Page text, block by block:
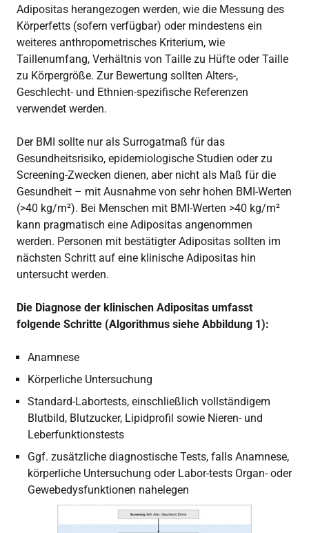
Adipositas herangezogen werden, wie die Messung des
Körperfetts (sofern verfügbar) oder mindestens ein
weiteres anthropometrisches Kriterium, wie
Taillenumfang, Verhältnis von Taille zu Hüfte oder Taille
zu Körpergröße. Zur Bewertung sollten Alters-,
Geschlecht- und Ethnien-spezifische Referenzen
verwendet werden.
Der BMI sollte nur als Surrogatmaß für das
Gesundheitsrisiko, epidemiologische Studien oder zu
Screening-Zwecken dienen, aber nicht als Maß für die
Gesundheit – mit Ausnahme von sehr hohen BMI-Werten
(>40 kg/m²). Bei Menschen mit BMI-Werten >40 kg/m²
kann pragmatisch eine Adipositas angenommen
werden. Personen mit bestätigter Adipositas sollten im
nächsten Schritt auf eine klinische Adipositas hin
untersucht werden.
Die Diagnose der klinischen Adipositas umfasst
folgende Schritte (Algorithmus siehe Abbildung 1):
Anamnese
Körperliche Untersuchung
Standard-Labortests, einschließlich vollständigem
Blutbild, Blutzucker, Lipidprofil sowie Nieren- und
Leberfunktionstests
Ggf. zusätzliche diagnostische Tests, falls Anamnese,
körperliche Untersuchung oder Labor-tests Organ- oder
Gewebedysfunktionen nahelegen